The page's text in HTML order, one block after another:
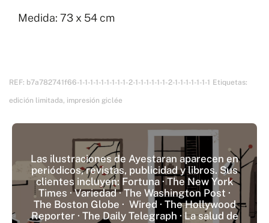
cantidad
Medida: 73 x 54 cm
REF: b7a782741f66-1-1-1-1-1-1-1-1-1-2-1-1-1-1-1-1-2-1-1-1-1-1-1-1 Etiquetas:
edición limitada, impresión giclée
Las ilustraciones de Ayestaran aparecen en
periódicos, revistas, publicidad y libros. Sus
clientes incluyen: Fortuna · The New York
Times · Variedad · The Washington Post ·
The Boston Globe · Wired · The Hollywood
Reporter · The Daily Telegraph · La salud de